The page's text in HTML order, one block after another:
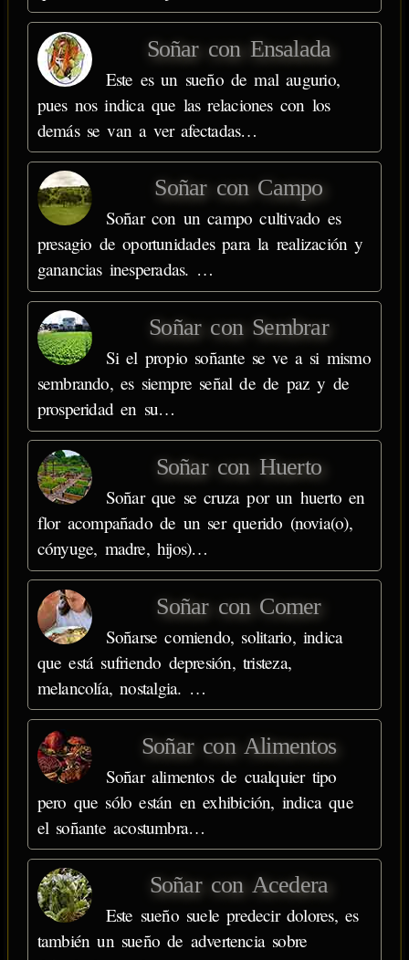
Soñar con Ensalada
Este es un sueño de mal augurio,
pues nos indica que las relaciones con los
demás se van a ver afectadas…
Soñar con Campo
Soñar con un campo cultivado es
presagio de oportunidades para la realización y
ganancias inesperadas. …
Soñar con Sembrar
Si el propio soñante se ve a si mismo
sembrando, es siempre señal de de paz y de
prosperidad en su…
Soñar con Huerto
Soñar que se cruza por un huerto en
flor acompañado de un ser querido (novia(o),
cónyuge, madre, hijos)…
Soñar con Comer
Soñarse comiendo, solitario, indica
que está sufriendo depresión, tristeza,
melancolía, nostalgia. …
Soñar con Alimentos
Soñar alimentos de cualquier tipo
pero que sólo están en exhibición, indica que
el soñante acostumbra…
Soñar con Acedera
Este sueño suele predecir dolores, es
también un sueño de advertencia sobre